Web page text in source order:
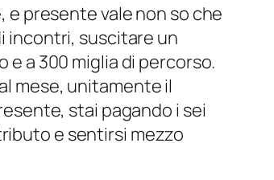
presente vale non so che
incontri, suscitare un
a 300 miglia di percorso.
mese, unitamente il
stai pagando i sei
e sentirsi mezzo